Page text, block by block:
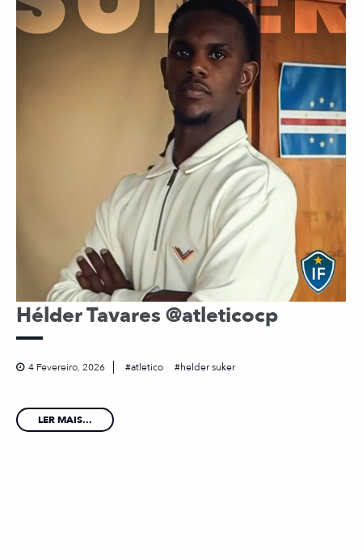
Hélder Tavares @atleticocp
4 Fevereiro, 2026 atletico helder suker
LER MAIS...